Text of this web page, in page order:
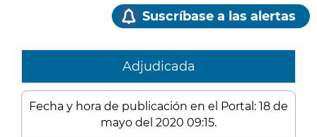
Suscríbase a las alertas
Adjudicada
Fecha y hora de publicación en el Portal: 18 de
mayo del 2020 09:15.